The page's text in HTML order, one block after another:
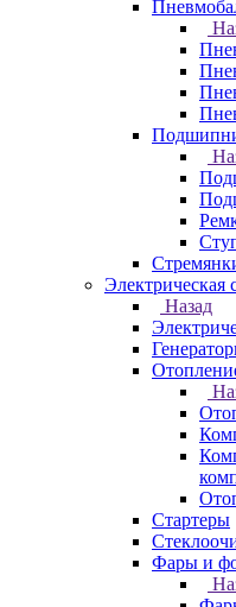
Электрическая
Назад
Стартеры
Фары и